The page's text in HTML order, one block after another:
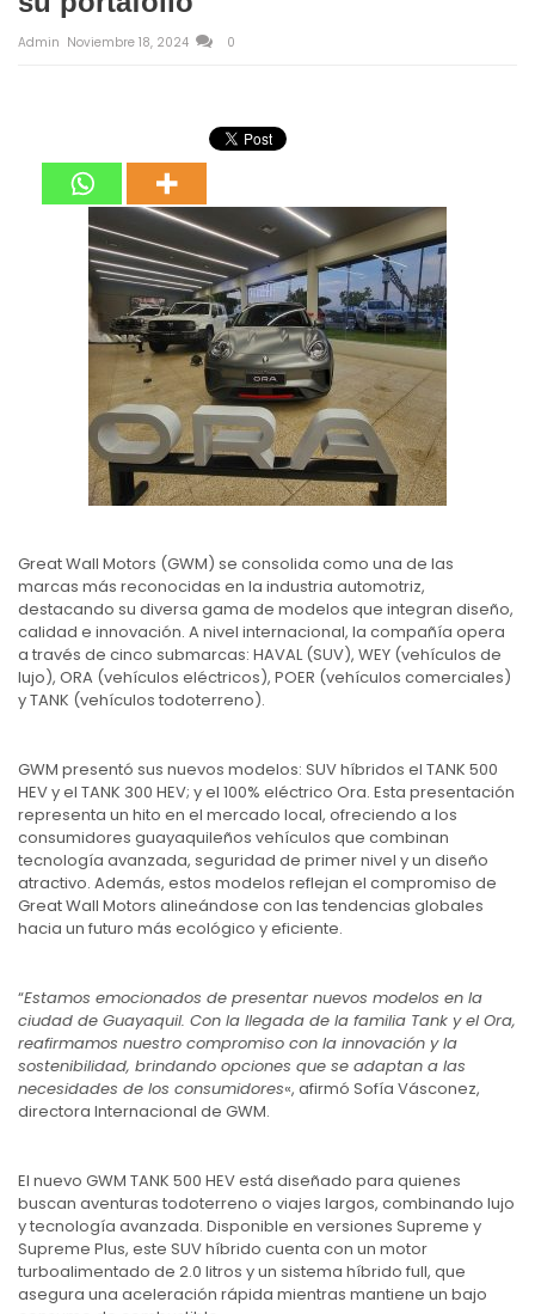
Admin Noviembre 18, 2024 0
Great Wall Motors (GWM) se consolida como una de las
marcas más reconocidas en la industria automotriz,
destacando su diversa gama de modelos que integran diseño,
calidad e innovación. A nivel internacional, la compañía opera
a través de cinco submarcas: HAVAL (SUV), WEY (vehículos de
lujo), ORA (vehículos eléctricos), POER (vehículos comerciales)
y TANK (vehículos todoterreno).
GWM presentó sus nuevos modelos: SUV híbridos el TANK 500
HEV y el TANK 300 HEV; y el 100% eléctrico Ora. Esta presentación
representa un hito en el mercado local, ofreciendo a los
consumidores guayaquileños vehículos que combinan
tecnología avanzada, seguridad de primer nivel y un diseño
atractivo. Además, estos modelos reflejan el compromiso de
Great Wall Motors alineándose con las tendencias globales
hacia un futuro más ecológico y eficiente.
“Estamos emocionados de presentar nuevos modelos en la
ciudad de Guayaquil. Con la llegada de la familia Tank y el Ora,
reafirmamos nuestro compromiso con la innovación y la
sostenibilidad, brindando opciones que se adaptan a las
necesidades de los consumidores«, afirmó Sofía Vásconez,
directora Internacional de GWM.
El nuevo GWM TANK 500 HEV está diseñado para quienes
buscan aventuras todoterreno o viajes largos, combinando lujo
y tecnología avanzada. Disponible en versiones Supreme y
Supreme Plus, este SUV híbrido cuenta con un motor
turboalimentado de 2.0 litros y un sistema híbrido full, que
asegura una aceleración rápida mientras mantiene un bajo